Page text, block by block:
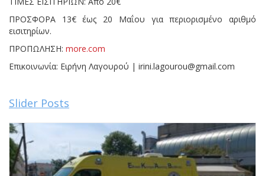
ΠΡΟΣΦΟΡΑ 13€ έως 20 Μαΐου για περιορισμένο αριθμό
εισιτηρίων.
ΠΡΟΠΩΛΗΣΗ: more.com
Επικοινωνία: Ειρήνη Λαγουρού | irini.lagourou@gmail.com
Slider Posts